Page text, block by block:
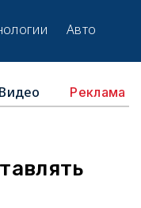
Авто
Видео Реклама